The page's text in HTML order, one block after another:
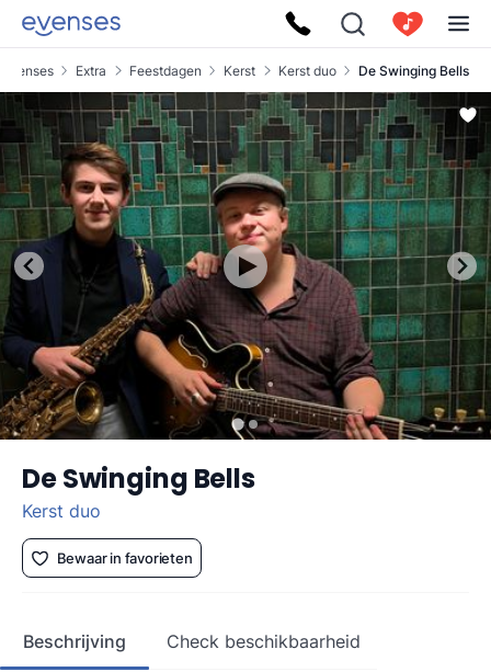
Evenses Extra Feestdagen Kerst Kerst duo De Swinging Bells
De Swinging Bells
Kerst duo
Bewaar in favorieten
Beschrijving Check beschikbaarheid